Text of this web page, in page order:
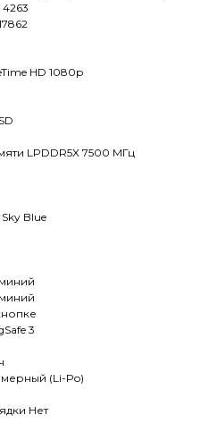
HD 1080p
LPDDR5X 7500 МГц
Blue
3
(Li-Po)
Нет